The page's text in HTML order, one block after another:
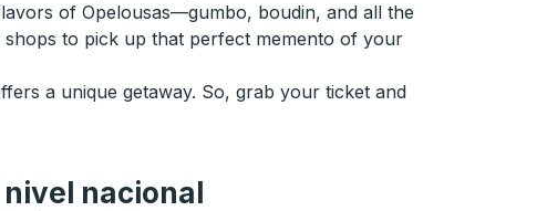
of Opelousas—gumbo, boudin, and all the
shops to pick up that perfect memento of your
a unique getaway. So, grab your ticket and
nacional